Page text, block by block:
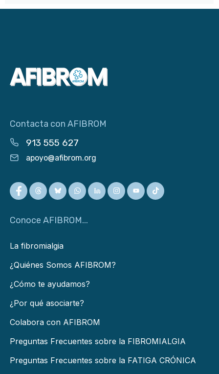
Contacta con AFIBROM
913 555 627
apoyo@afibrom.org
Conoce AFIBROM...
La fibromialgia
¿Quiénes Somos AFIBROM?
¿Cómo te ayudamos?
¿Por qué asociarte?
Colabora con AFIBROM
Preguntas Frecuentes sobre la FIBROMIALGIA
Preguntas Frecuentes sobre la FATIGA CRÓNICA